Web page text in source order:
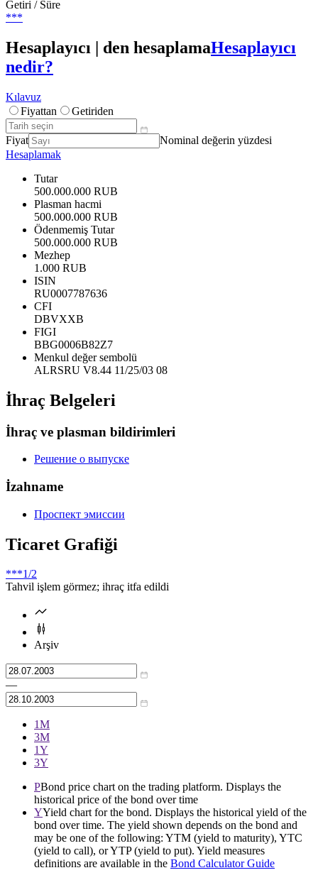
Getiri / Süre
***
Hesaplayıcı | den hesaplamaHesaplayıcı
nedir?
Kılavuz
Fiyattan
Getiriden
Fiyat
Nominal değerin yüzdesi
Hesaplamak
Tutar
500.000.000 RUB
Plasman hacmi
500.000.000 RUB
Ödenmemiş Tutar
500.000.000 RUB
Mezhep
1.000 RUB
ISIN
RU0007787636
CFI
DBVXXB
FIGI
BBG0006B82Z7
Menkul değer sembolü
ALRSRU V8.44 11/25/03 08
İhraç Belgeleri
İhraç ve plasman bildirimleri
Решение о выпуске
İzahname
Проспект эмиссии
Ticaret Grafiği
***1/2
Tahvil işlem görmez; ihraç itfa edildi
Arşiv
—
1М
3М
1Y
3Y
PBond price chart on the trading platform. Displays the
historical price of the bond over time
YYield chart for the bond. Displays the historical yield of the
bond over time. The yield shown depends on the bond and
may be one of the following: YTM (yield to maturity), YTC
(yield to call), or YTP (yield to put). Yield measures
definitions are available in the Bond Calculator Guide